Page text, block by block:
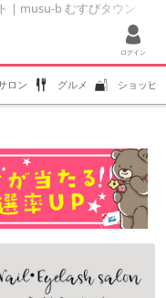
| musu-b むすびタウン
ログイン
ロン グルメ ショッピ